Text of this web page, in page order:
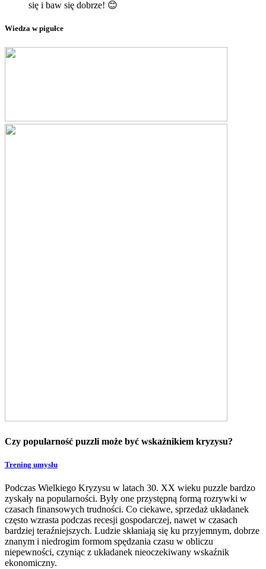
się i baw się dobrze! 😊
Wiedza w pigułce
Czy popularność puzzli może być wskaźnikiem kryzysu?
Trening umysłu
Podczas Wielkiego Kryzysu w latach 30. XX wieku puzzle bardzo
zyskały na popularności. Były one przystępną formą rozrywki w
czasach finansowych trudności. Co ciekawe, sprzedaż układanek
często wzrasta podczas recesji gospodarczej, nawet w czasach
bardziej teraźniejszych. Ludzie skłaniają się ku przyjemnym, dobrze
znanym i niedrogim formom spędzania czasu w obliczu
niepewności, czyniąc z układanek nieoczekiwany wskaźnik
ekonomiczny.